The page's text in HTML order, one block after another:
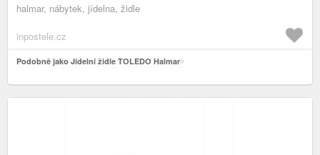
halmar, nábytek, jídelna, židle
inpostele.cz
Podobně jako Jídelní židle TOLEDO Halmar